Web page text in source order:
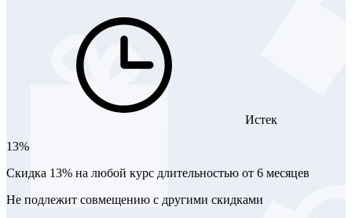
Истек
13%
Скидка 13% на любой курс длительностью от 6 месяцев
Не подлежит совмещению с другими скидками